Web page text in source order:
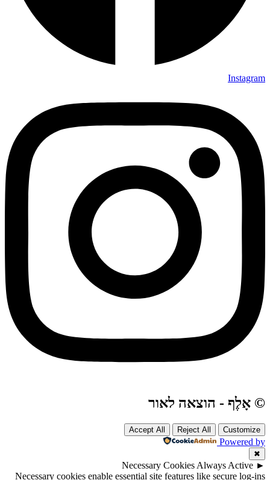
Instagram
© אָלֶף - הוצאה לאור
Customize
Reject All
Accept All
Powered by
✖
►
Necessary Cookies Always Active
Necessary cookies enable essential site features like secure log-ins